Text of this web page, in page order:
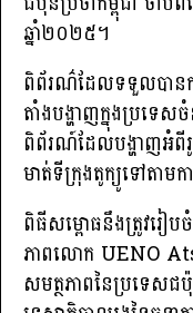
ឆ្នាំ២០២៥។
ពិព័រណ៌ដែលទទួលបានកា
តាំងបង្ហាញក្នុងប្រទេ
ពិព័រណ៍ដែលបង្ហាញអំពីរូ
មាត់ទីក្រុងតូក្យូទៅតាម
ពិធីសម្ពោធនឹងត្រូវរៀ
ភាពលោក UENO
សមត្ថភាពនៃប្រទេស